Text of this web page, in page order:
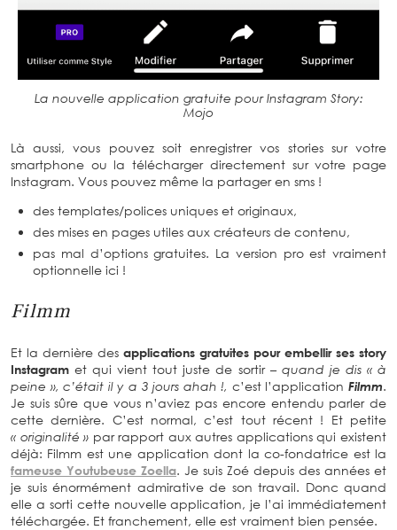
La nouvelle application gratuite pour Instagram Story:
Mojo
Là aussi, vous pouvez soit enregistrer vos stories sur votre
smartphone ou la télécharger directement sur votre page
Instagram. Vous pouvez même la partager en sms !
des templates/polices uniques et originaux,
des mises en pages utiles aux créateurs de contenu,
pas mal d’options gratuites. La version pro est vraiment
optionnelle ici !
Filmm
Et la dernière des applications gratuites pour embellir ses story
Instagram et qui vient tout juste de sortir – quand je dis « à
peine », c’était il y a 3 jours ahah !, c’est l’application Filmm.
Je suis sûre que vous n’aviez pas encore entendu parler de
cette dernière. C’est normal, c’est tout récent ! Et petite
« originalité » par rapport aux autres applications qui existent
déjà: Filmm est une application dont la co-fondatrice est la
fameuse Youtubeuse Zoella. Je suis Zoé depuis des années et
je suis énormément admirative de son travail. Donc quand
elle a sorti cette nouvelle application, je l’ai immédiatement
téléchargée. Et franchement, elle est vraiment bien pensée.